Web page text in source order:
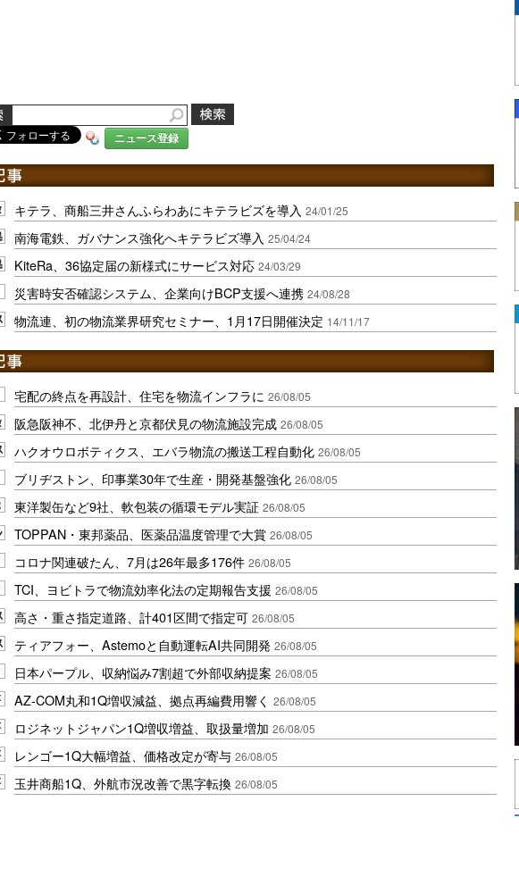
ニュース登録
キテラ、商船三井さんふらわあにキテラビズを導入 24/01/25
南海電鉄、ガバナンス強化へキテラビズ導入 25/04/24
KiteRa、36協定届の新様式にサービス対応 24/03/29
災害時安否確認システム、企業向けBCP支援へ連携 24/08/28
物流連、初の物流業界研究セミナー、1月17日開催決定 14/11/17
宅配の終点を再設計、住宅を物流インフラに 26/08/05
阪急阪神不、北伊丹と京都伏見の物流施設完成 26/08/05
ハクオウロボティクス、エバラ物流の搬送工程自動化 26/08/05
ブリヂストン、印事業30年で生産・開発基盤強化 26/08/05
東洋製缶など9社、軟包装の循環モデル実証 26/08/05
TOPPAN・東邦薬品、医薬品温度管理で大賞 26/08/05
コロナ関連破たん、7月は26年最多176件 26/08/05
TCI、ヨビトラで物流効率化法の定期報告支援 26/08/05
高さ・重さ指定道路、計401区間で指定可 26/08/05
ティアフォー、Astemoと自動運転AI共同開発 26/08/05
日本パープル、収納悩み7割超で外部収納提案 26/08/05
AZ-COM丸和1Q増収減益、拠点再編費用響く 26/08/05
ロジネットジャパン1Q増収増益、取扱量増加 26/08/05
レンゴー1Q大幅増益、価格改定が寄与 26/08/05
玉井商船1Q、外航市況改善で黒字転換 26/08/05